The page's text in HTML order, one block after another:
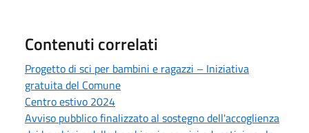
Contenuti correlati
Progetto di sci per bambini e ragazzi – Iniziativa
gratuita del Comune
Centro estivo 2024
Avviso pubblico finalizzato al sostegno dell'accoglienza